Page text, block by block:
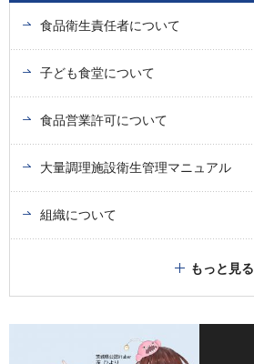
食品衛生責任者について
子ども食堂について
食品営業許可について
大量調理施設衛生管理マニュアル
組織について
もっと見る